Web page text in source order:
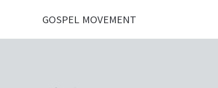
GOSPEL MOVEMENT